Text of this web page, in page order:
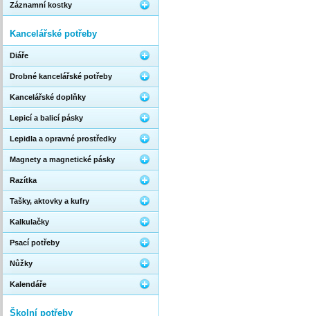
Záznamní kostky
Kancelářské potřeby
Diáře
Drobné kancelářské potřeby
Kancelářské doplňky
Lepicí a balicí pásky
Lepidla a opravné prostředky
Magnety a magnetické pásky
Razítka
Tašky, aktovky a kufry
Kalkulačky
Psací potřeby
Nůžky
Kalendáře
Školní potřeby